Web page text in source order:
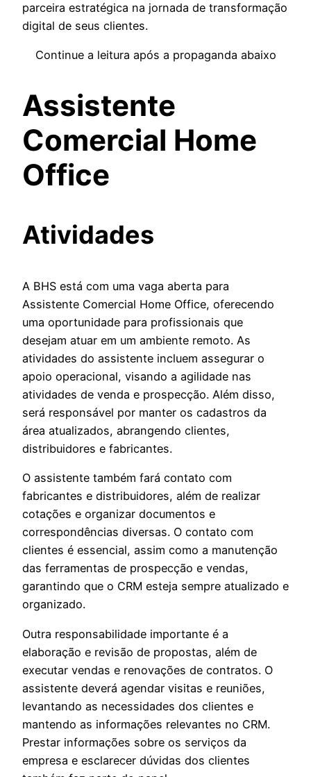
parceira estratégica na jornada de transformação
digital de seus clientes.
Continue a leitura após a propaganda abaixo
Assistente
Comercial Home
Office
Atividades
A BHS está com uma vaga aberta para
Assistente Comercial Home Office, oferecendo
uma oportunidade para profissionais que
desejam atuar em um ambiente remoto. As
atividades do assistente incluem assegurar o
apoio operacional, visando a agilidade nas
atividades de venda e prospecção. Além disso,
será responsável por manter os cadastros da
área atualizados, abrangendo clientes,
distribuidores e fabricantes.
O assistente também fará contato com
fabricantes e distribuidores, além de realizar
cotações e organizar documentos e
correspondências diversas. O contato com
clientes é essencial, assim como a manutenção
das ferramentas de prospecção e vendas,
garantindo que o CRM esteja sempre atualizado e
organizado.
Outra responsabilidade importante é a
elaboração e revisão de propostas, além de
executar vendas e renovações de contratos. O
assistente deverá agendar visitas e reuniões,
levantando as necessidades dos clientes e
mantendo as informações relevantes no CRM.
Prestar informações sobre os serviços da
empresa e esclarecer dúvidas dos clientes